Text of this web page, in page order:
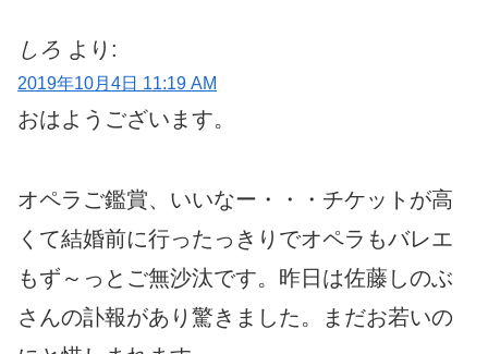
しろ より:
2019年10月4日 11:19 AM
おはようございます。
オペラご鑑賞、いいなー・・・チケットが高
くて結婚前に行ったっきりでオペラもバレエ
もず～っとご無沙汰です。昨日は佐藤しのぶ
さんの訃報があり驚きました。まだお若いの